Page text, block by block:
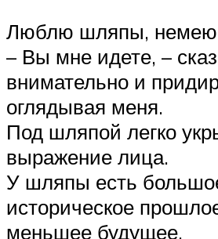
Люблю шляпы, немею
– Вы мне идете, –
внимательно и
оглядывая меня.
Под шляпой легко
выражение лица.
У шляпы есть
историческое
меньшее будущее.